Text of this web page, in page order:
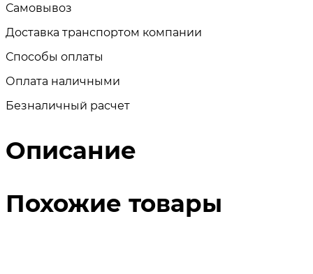
Самовывоз
Доставка транспортом компании
Способы оплаты
Оплата наличными
Безналичный расчет
Описание
Похожие товары